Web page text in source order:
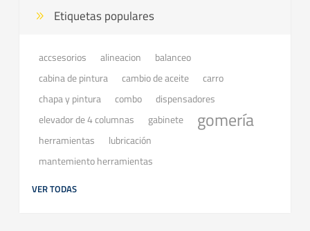
Etiquetas populares
accsesorios alineacion
balanceo
cabina de pintura
cambio de aceite
carro
chapa y pintura
combo
dispensadores
elevador de 4 columnas
gabinete gomería
herramientas
lubricación
mantemiento herramientas
VER TODAS